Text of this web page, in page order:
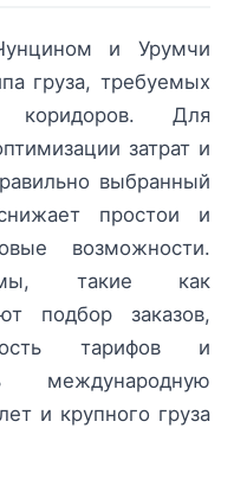
и Урумчи
груза, требуемых
Для
затрат и
выбранный
простои и
возможности.
такие как
подбор заказов,
тарифов и
международную
и крупного груза